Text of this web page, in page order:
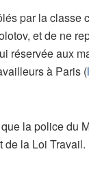
par la
et de ne
aux
à Paris (
la police du
la Loi